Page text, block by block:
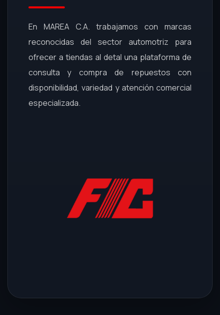
En MAREA C.A. trabajamos con marcas
reconocidas del sector automotriz para
ofrecer a tiendas al detal una plataforma de
consulta y compra de repuestos con
disponibilidad, variedad y atención comercial
especializada.